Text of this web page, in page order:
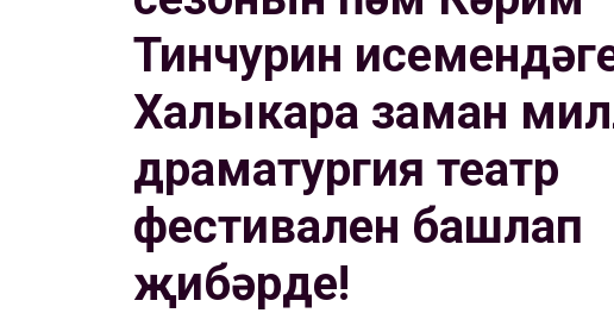
Тинчурин
Халыкара заман
драматургия театр
фестивален башлап
җибәрде!